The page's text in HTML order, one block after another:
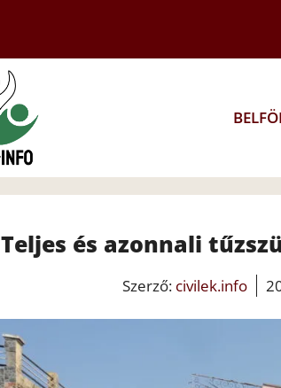
Teljes és azonnali
Szerző: civilek.info